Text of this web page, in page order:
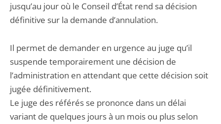
jusqu’au jour où le Conseil d’État rend sa décision
définitive sur la demande d’annulation.
Il permet de demander en urgence au juge qu’il
suspende temporairement une décision de
l’administration en attendant que cette décision soit
jugée définitivement.
Le juge des référés se prononce dans un délai
variant de quelques jours à un mois ou plus selon